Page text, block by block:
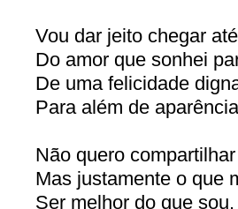
Vou dar jeito chegar
Do amor que sonhei
De uma felicidade
Para além de
Não quero
Mas justamente o que
Ser melhor do que